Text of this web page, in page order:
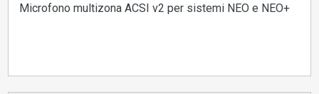
Microfono multizona ACSI v2 per sistemi NEO e NEO+